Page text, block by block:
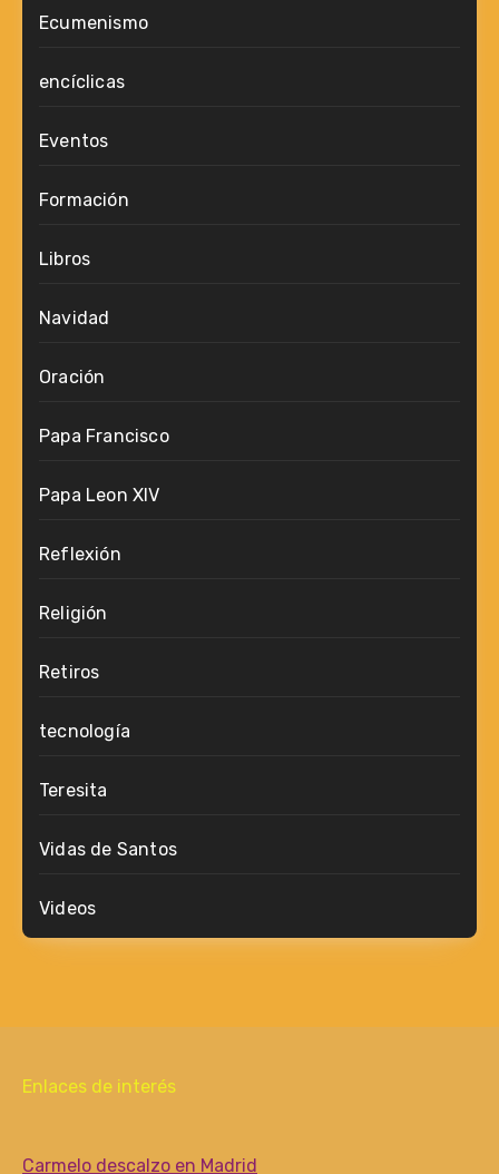
Ecumenismo
encíclicas
Eventos
Formación
Libros
Navidad
Oración
Papa Francisco
Papa Leon XIV
Reflexión
Religión
Retiros
tecnología
Teresita
Vidas de Santos
Videos
Enlaces de interés
Carmelo descalzo en Madrid